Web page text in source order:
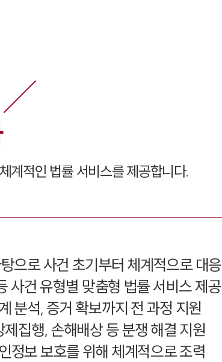
계적인 법률 서비스를 제공합니다.
으로 사건 초기부터 체계적으로 대응
사건 유형별 맞춤형 법률 서비스 제공
분석, 증거 확보까지 전 과정 지원
집행, 손해배상 등 분쟁 해결 지원
정보 보호를 위해 체계적으로 조력